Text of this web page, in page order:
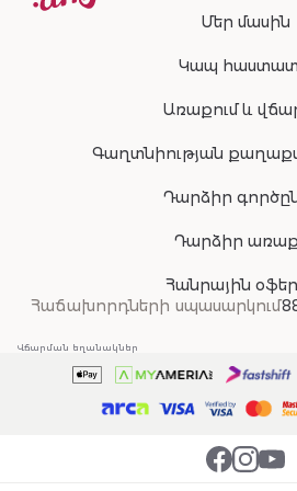
Մեր մասին
Կապ
Առաքում և
Գաղտնիության
Դարձիր
Դարձիր
Հանրային
Հաճախորդների սպասարկում
Վճարման եղանակներ